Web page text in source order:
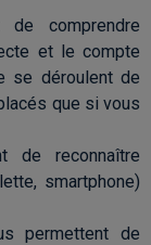
de comprendre
et le compte
se déroulent de
que si vous
de reconnaître
smartphone)
permettent de